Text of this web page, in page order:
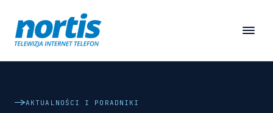
AKTUALNOŚCI I PORADNIKI